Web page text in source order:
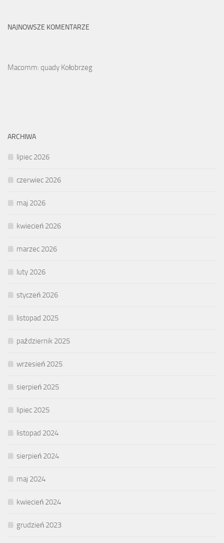
NAJNOWSZE KOMENTARZE
Macomm: quady Kołobrzeg
ARCHIWA
lipiec 2026
czerwiec 2026
maj 2026
kwiecień 2026
marzec 2026
luty 2026
styczeń 2026
listopad 2025
październik 2025
wrzesień 2025
sierpień 2025
lipiec 2025
listopad 2024
sierpień 2024
maj 2024
kwiecień 2024
grudzień 2023